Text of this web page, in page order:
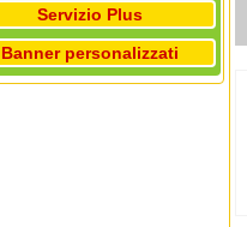
Servizio Plus
Banner personalizzati